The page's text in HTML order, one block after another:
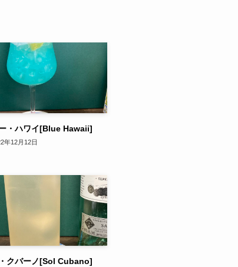
・ハワイ[Blue Hawaii]
年12月12日
クバーノ[Sol Cubano]